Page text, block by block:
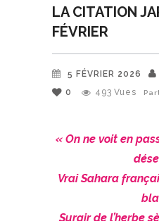
LA CITATION
FÉVRIER
5 FÉVRIER 2026
0
493 Vues
« On ne voit en
Vrai Sahara
Surgir de l’herbe